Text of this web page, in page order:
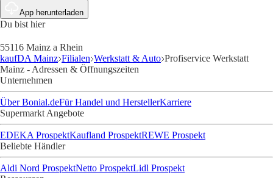
App herunterladen
Du bist hier
55116 Mainz a Rhein
kaufDA Mainz Filialen Werkstatt & Auto Profiservice Werkstatt
Mainz - Adressen & Öffnungszeiten
Unternehmen
Über Bonial.deFür Handel und HerstellerKarriere
Supermarkt Angebote
EDEKA ProspektKaufland ProspektREWE Prospekt
Beliebte Händler
Aldi Nord ProspektNetto ProspektLidl Prospekt